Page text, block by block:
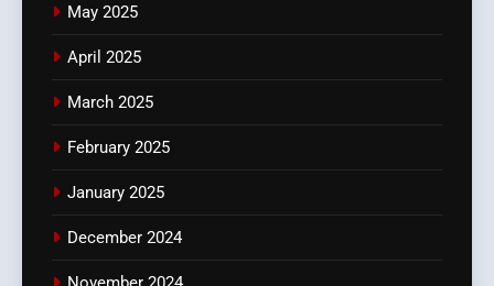
May 2025
April 2025
March 2025
February 2025
January 2025
December 2024